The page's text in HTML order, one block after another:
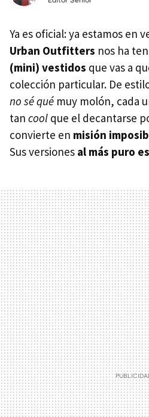
Ya es oficial: ya estamos en
Urban Outfitters nos ha
(mini) vestidos que vas a
colección particular. De
no sé qué muy molón, cada
tan cool que el decantarse
convierte en misión
Sus versiones al más puro